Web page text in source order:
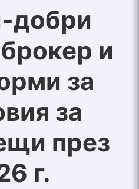
добри
и
за
за
през
г.